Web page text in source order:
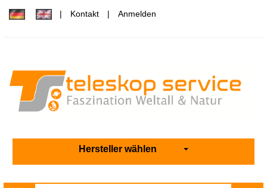
Kontakt Anmelden
Hersteller wählen